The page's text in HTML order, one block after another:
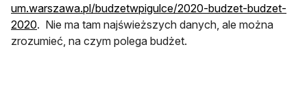
um.warszawa.pl/budzetwpigulce/2020-budzet-budzet-
2020 otwiera się w nowej karcie
. Nie ma tam najświeższych danych, ale można
zrozumieć, na czym polega budżet.